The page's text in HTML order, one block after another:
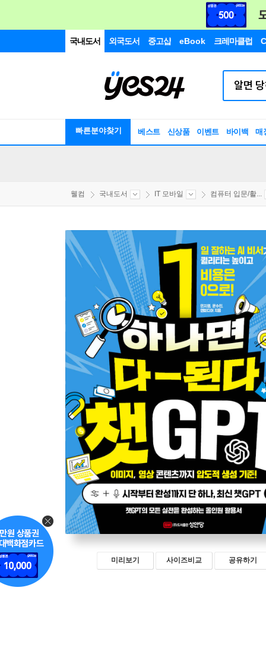
국내도서 외국도서 중고샵 eBook 크레마클럽
빠른분야찾기 베스트 신상품 이벤트 바이백 매
웰컴 국내도서 IT 모바일 컴퓨터 입문/활...
미리보기 사이즈비교 공유하기